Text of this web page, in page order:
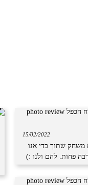
15/02/2022
משחק שתוך כדי אנו
פחות. להם ולנו :)